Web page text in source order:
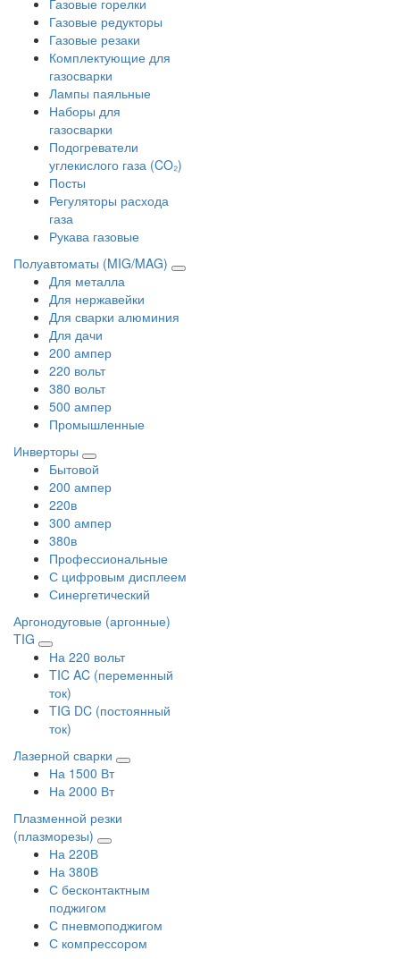
Газовые редукторы
Газовые резаки
Комплектующие для
газосварки
Лампы паяльные
Наборы для
газосварки
Подогреватели
углекислого газа (CO₂)
Посты
Регуляторы расхода
газа
Рукава газовые
Полуавтоматы (MIG/MAG)
Для металла
Для нержавейки
Для сварки алюминия
Для дачи
200 ампер
220 вольт
380 вольт
500 ампер
Промышленные
Инверторы
Бытовой
200 ампер
220в
300 ампер
380в
Профессиональные
С цифровым дисплеем
Синергетический
Аргонодуговые (аргонные)
TIG
На 220 вольт
TIC AC (переменный
ток)
TIG DC (постоянный
ток)
Лазерной сварки
На 1500 Вт
На 2000 Вт
Плазменной резки
(плазморезы)
На 220В
На 380В
С бесконтактным
поджигом
С пневмоподжигом
С компрессором